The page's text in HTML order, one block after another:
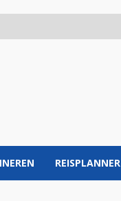
REISPLANNER